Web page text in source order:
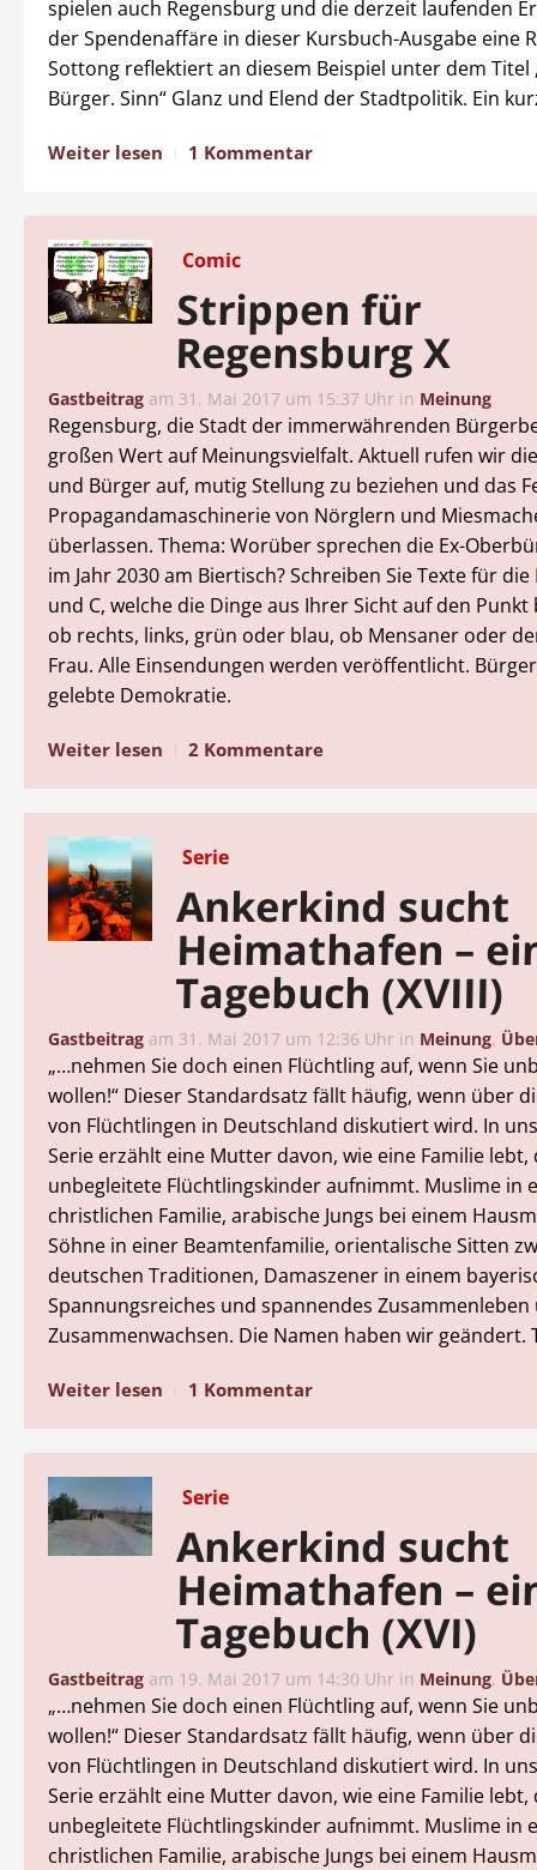
spielen auch Regensburg und die derzeit laufenden
der Spendenaffäre in dieser Kursbuch-Ausgabe eine
Sottong reflektiert an diesem Beispiel unter dem Titel
Bürger. Sinn“ Glanz und Elend der Stadtpolitik. Ein
Weiter lesen 1 Kommentar
Comic
Strippen für
Regensburg X
Gastbeitrag am 31. Mai 2017 um 15:37 Uhr in Meinung
Regensburg, die Stadt der immerwährenden
großen Wert auf Meinungsvielfalt. Aktuell rufen wir
und Bürger auf, mutig Stellung zu beziehen und das
Propagandamaschinerie von Nörglern und
überlassen. Thema: Worüber sprechen die Ex-
im Jahr 2030 am Biertisch? Schreiben Sie Texte für die
und C, welche die Dinge aus Ihrer Sicht auf den Punkt
ob rechts, links, grün oder blau, ob Mensaner oder
Frau. Alle Einsendungen werden veröffentlicht.
gelebte Demokratie.
Weiter lesen 2 Kommentare
Serie
Ankerkind sucht
Heimathafen –
Tagebuch (XVIII)
Gastbeitrag am 31. Mai 2017 um 12:36 Uhr in Meinung,
„…nehmen Sie doch einen Flüchtling auf, wenn Sie
wollen!“ Dieser Standardsatz fällt häufig, wenn über
von Flüchtlingen in Deutschland diskutiert wird. In
Serie erzählt eine Mutter davon, wie eine Familie lebt,
unbegleitete Flüchtlingskinder aufnimmt. Muslime in
christlichen Familie, arabische Jungs bei einem
Söhne in einer Beamtenfamilie, orientalische Sitten
deutschen Traditionen, Damaszener in einem
Spannungsreiches und spannendes Zusammenleben
Zusammenwachsen. Die Namen haben wir geändert.
Weiter lesen 1 Kommentar
Serie
Ankerkind sucht
Heimathafen –
Tagebuch (XVI)
Gastbeitrag am 19. Mai 2017 um 14:30 Uhr in Meinung,
„…nehmen Sie doch einen Flüchtling auf, wenn Sie
wollen!“ Dieser Standardsatz fällt häufig, wenn über
von Flüchtlingen in Deutschland diskutiert wird. In
Serie erzählt eine Mutter davon, wie eine Familie lebt,
unbegleitete Flüchtlingskinder aufnimmt. Muslime in
christlichen Familie, arabische Jungs bei einem